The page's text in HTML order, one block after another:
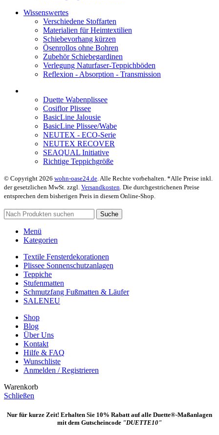
Wissenswertes
Verschiedene Stoffarten
Materialien für Heimtextilien
Schiebevorhang kürzen
Ösenrollos ohne Bohren
Zubehör Schiebegardinen
Verlegung Naturfaser-Teppichböden
Reflexion - Absorption - Transmission
Duette Wabenplissee
Cosiflor Plissee
BasicLine Jalousie
BasicLine Plissee/Wabe
NEUTEX - ECO-Serie
NEUTEX RECOVER
SEAQUAL Initiative
Richtige Teppichgröße
© Copyright 2026 wohn-oase24.de . Alle Rechte vorbehalten. *Alle Preise inkl.
der gesetzlichen MwSt. zzgl. Versandkosten . Die durchgestrichenen Preise
entsprechen dem bisherigen Preis in diesem Online-Shop.
Suche
Menü
Kategorien
Textile Fensterdekorationen
Plissee Sonnenschutzanlagen
Teppiche
Stufenmatten
Schmutzfang Fußmatten & Läufer
SALENEU
Shop
Blog
Über Uns
Kontakt
Hilfe & FAQ
Wunschliste
Anmelden / Registrieren
Warenkorb
Schließen
Nur für kurze Zeit! Erhalten Sie 10% Rabatt auf alle Duette®-Maßanlagen
mit dem Gutscheincode "DUETTE10"